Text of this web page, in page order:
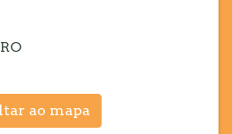
ao mapa